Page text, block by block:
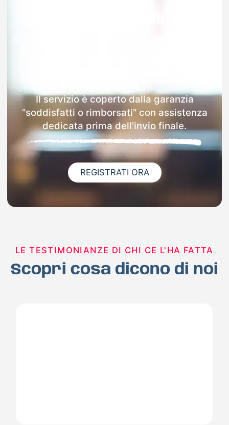
Il servizio è coperto dalla garanzia
"soddisfatti o rimborsati" con assistenza
dedicata prima dell'invio finale.
REGISTRATI ORA
LE TESTIMONIANZE DI CHI CE L'HA FATTA
Scopri cosa dicono di noi